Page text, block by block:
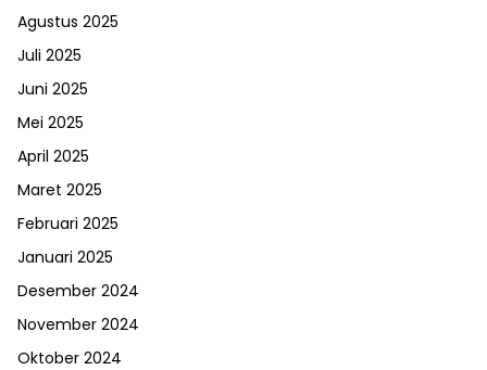
Agustus 2025
Juli 2025
Juni 2025
Mei 2025
April 2025
Maret 2025
Februari 2025
Januari 2025
Desember 2024
November 2024
Oktober 2024